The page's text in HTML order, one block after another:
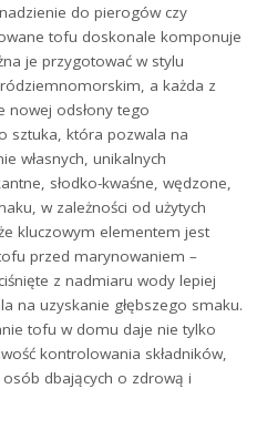
do pierogów czy
tofu doskonale komponuje
je przygotować w stylu
a każda z
nowej odsłony tego
sztuka, która pozwala na
własnych, unikalnych
słodko-kwaśne, wędzone,
w zależności od użytych
kluczowym elementem jest
przed marynowaniem –
z nadmiaru wody lepiej
na uzyskanie głębszego smaku.
tofu w domu daje nie tylko
kontrolowania składników,
dbających o zdrową i